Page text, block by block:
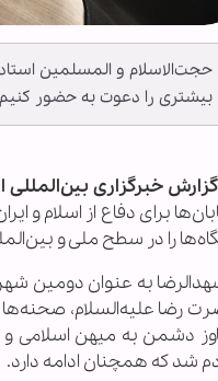
حجت‌الاسلام و المسلمین
بیشتری را دعوت به حضور
خبرگزاری
برای دفاع از اسلام و
را در سطح ملی و
به عنوان دومین
رضا علیه‌السلام،
دشمن به میهن اسلامی
شد که همچنان ادامه دارد.